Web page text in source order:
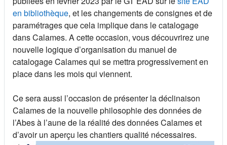
en bibliothèque, et les changements de consignes et de
paramétrages que cela implique dans le catalogage
dans Calames. A cette occasion, vous découvrirez une
nouvelle logique d’organisation du manuel de
catalogage Calames qui se mettra progressivement en
place dans les mois qui viennent.
Ce sera aussi l’occasion de présenter la déclinaison
Calames de la nouvelle philosophie des données de
l’Abes à l’aune de la réalité des données Calames et
d’avoir un aperçu les chantiers qualité nécessaires.